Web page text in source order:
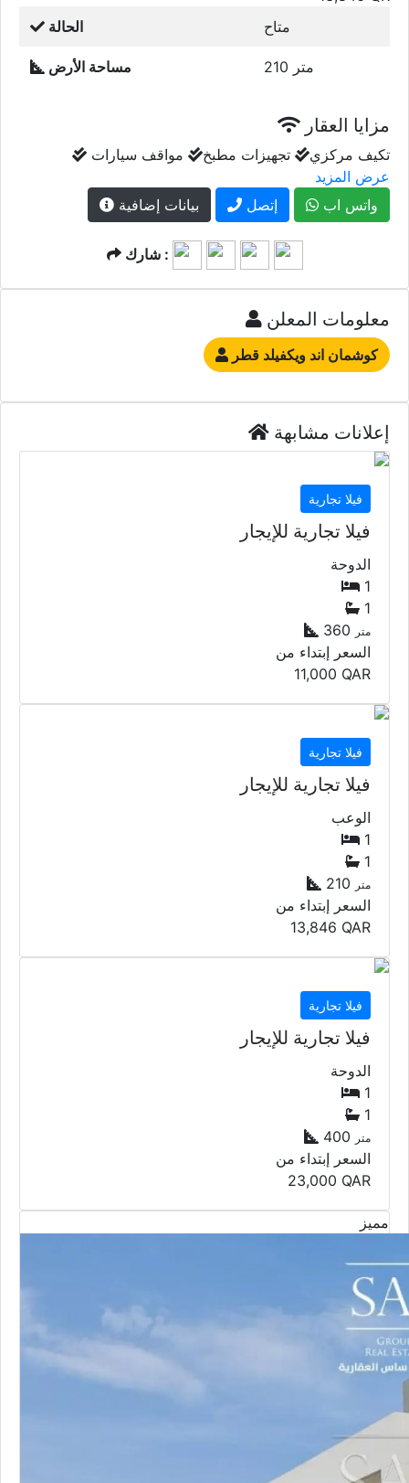
الحالة
متاح
مساحة الأرض 210 متر
مزايا العقار
تكيف مركزي تجهيزات مطبخ
مواقف سيارات
عرض المزيد
بيانات إضافية
إتصل واتس اب
شارك :
معلومات المعلن
كوشمان اند ويكفيلد قطر
إعلانات مشابهة
فيلا تجارية
فيلا تجارية للإيجار
الدوحة
1
1
360 متر
السعر إبتداء من
11,000 QAR
فيلا تجارية
فيلا تجارية للإيجار
الوعب
1
1
210 متر
السعر إبتداء من
13,846 QAR
فيلا تجارية
فيلا تجارية للإيجار
الدوحة
1
1
400 متر
السعر إبتداء من
23,000 QAR
مميز